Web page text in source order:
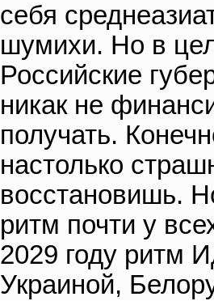
себя
шумихи. Но в
Российские
никак не
получать.
настолько
восстановишь.
ритм почти у
2029 году ритм
Украиной,